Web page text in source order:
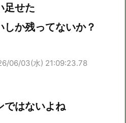
足せた
しか残ってないか？
06/03(水) 21:09:23.78
ではないよね